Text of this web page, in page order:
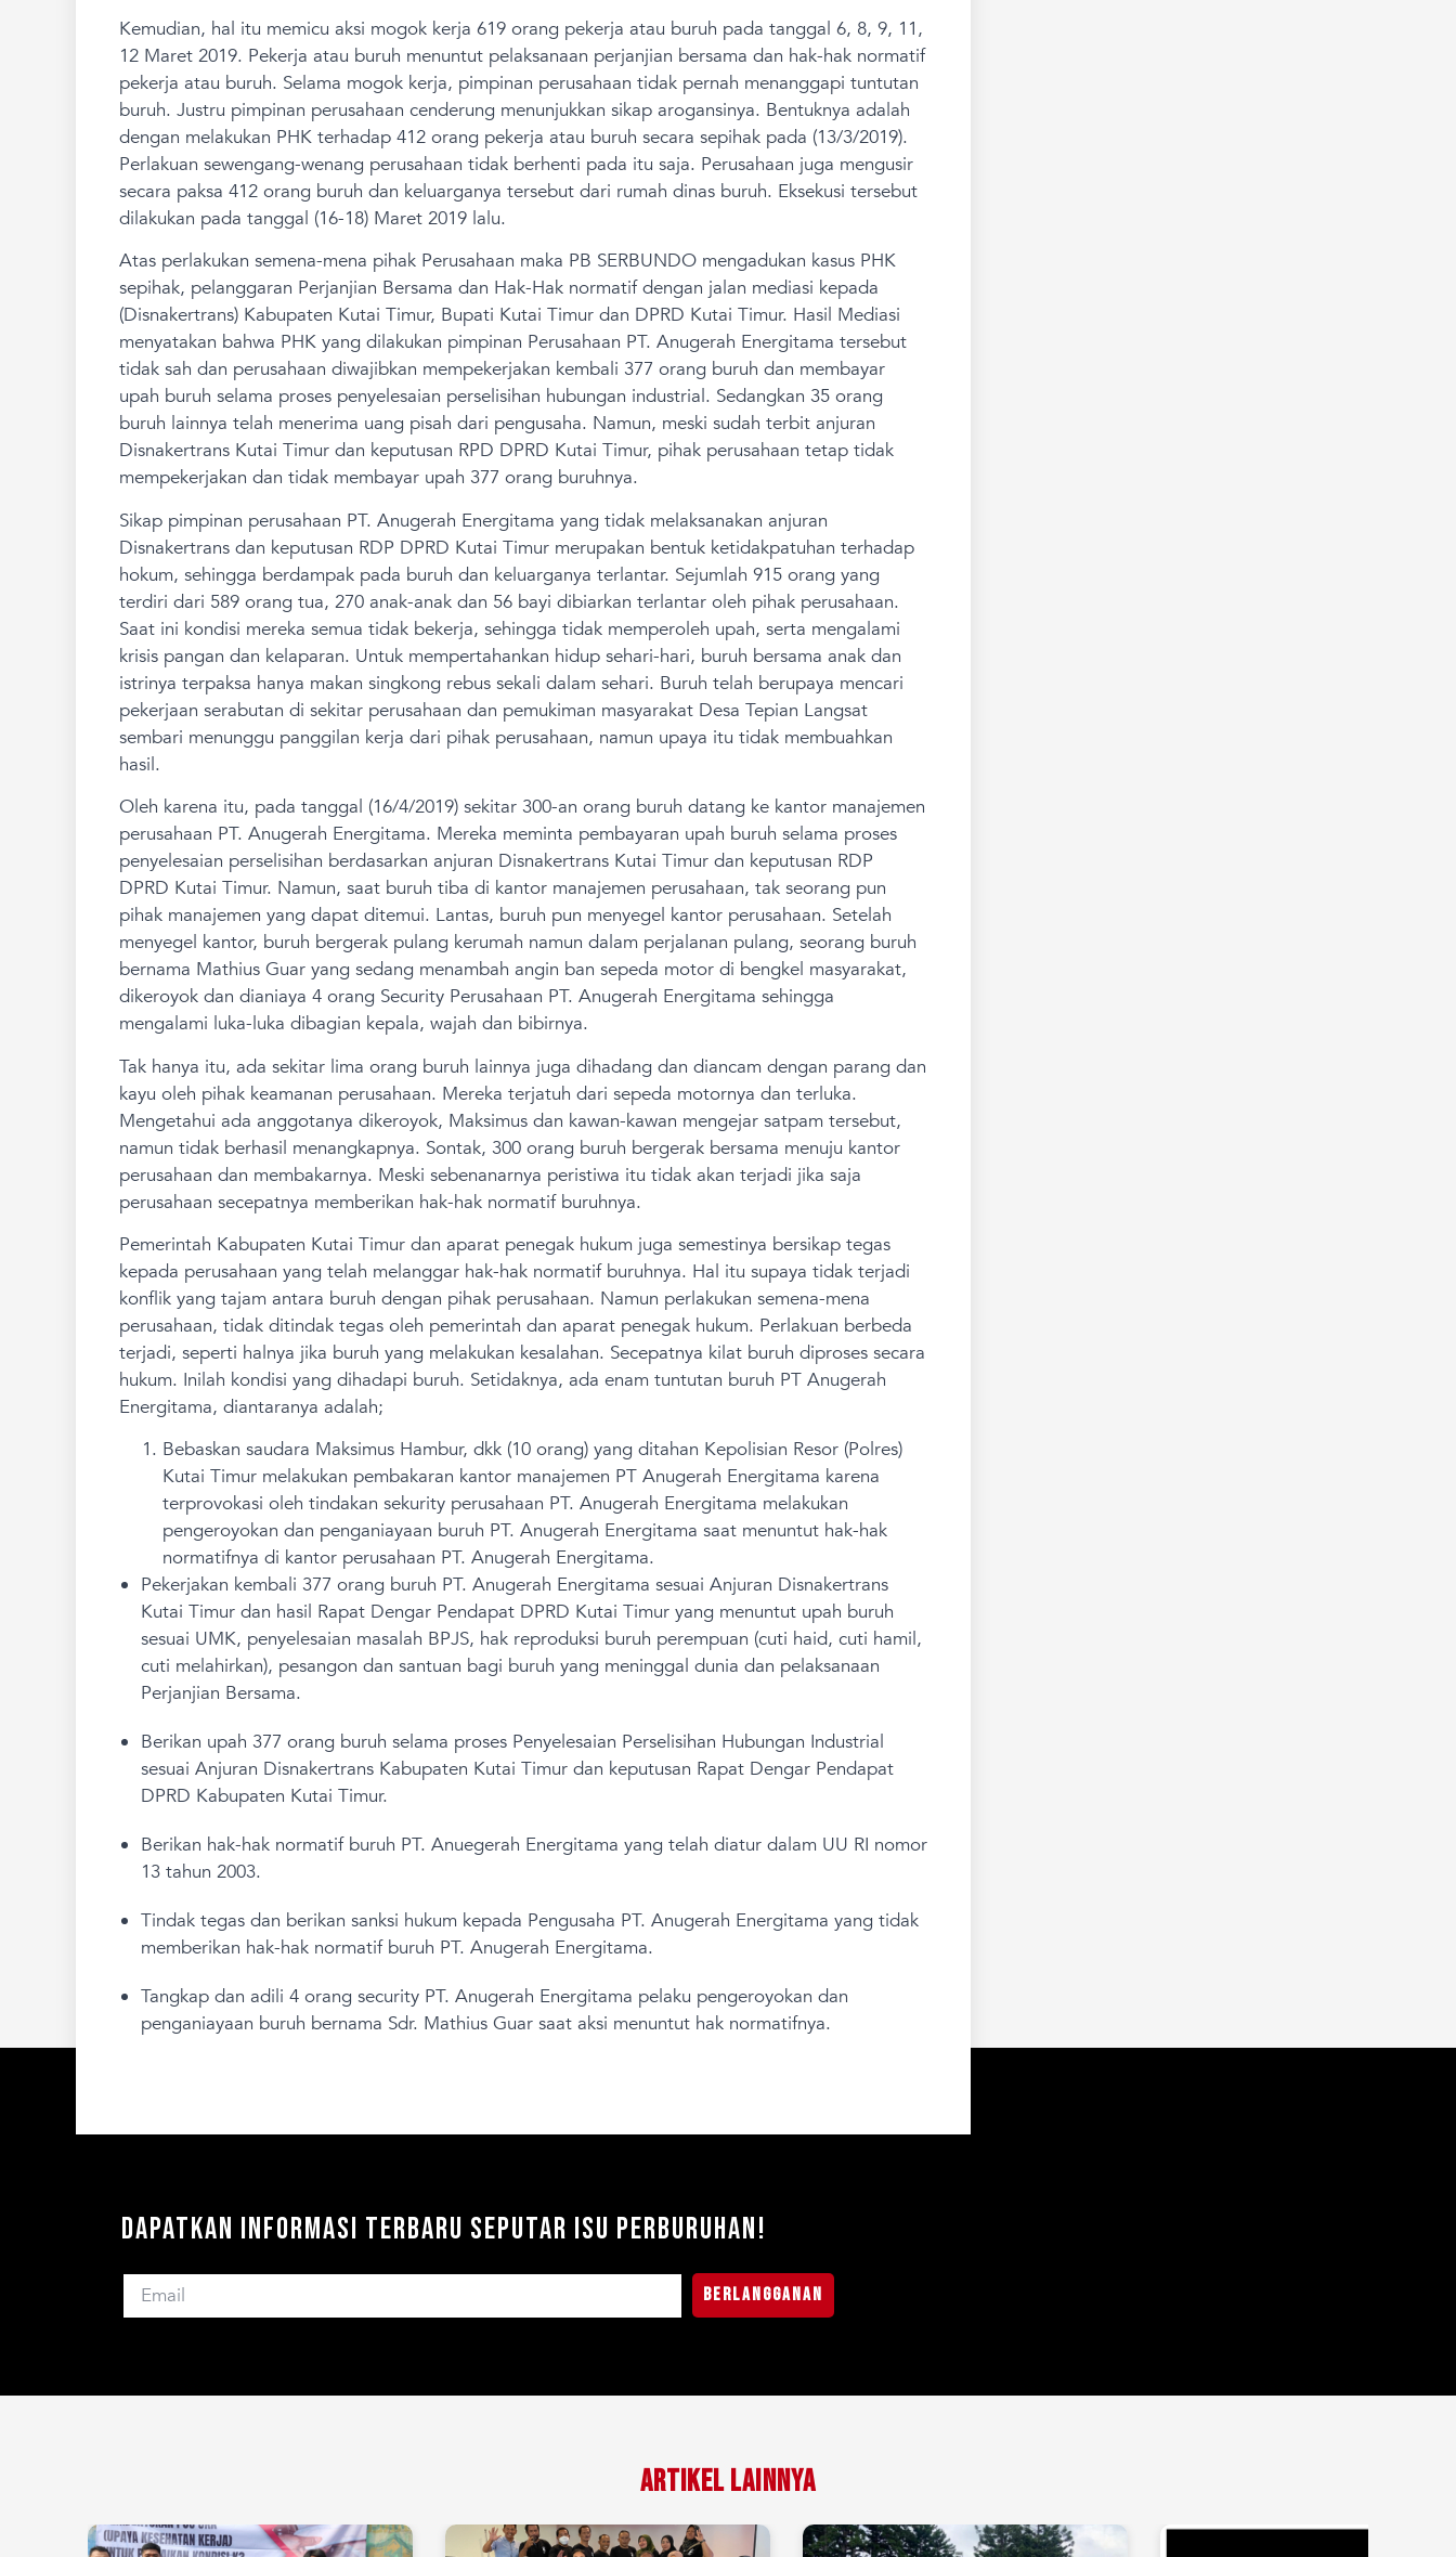
Kemudian, hal itu memicu aksi mogok kerja 619 orang pekerja atau buruh pada tanggal 6, 8, 9, 11,
12 Maret 2019. Pekerja atau buruh menuntut pelaksanaan perjanjian bersama dan hak-hak normatif
pekerja atau buruh. Selama mogok kerja, pimpinan perusahaan tidak pernah menanggapi tuntutan
buruh. Justru pimpinan perusahaan cenderung menunjukkan sikap arogansinya. Bentuknya adalah
dengan melakukan PHK terhadap 412 orang pekerja atau buruh secara sepihak pada (13/3/2019).
Perlakuan sewengang-wenang perusahaan tidak berhenti pada itu saja. Perusahaan juga mengusir
secara paksa 412 orang buruh dan keluarganya tersebut dari rumah dinas buruh. Eksekusi tersebut
dilakukan pada tanggal (16-18) Maret 2019 lalu.
Atas perlakukan semena-mena pihak Perusahaan maka PB SERBUNDO mengadukan kasus PHK
sepihak, pelanggaran Perjanjian Bersama dan Hak-Hak normatif dengan jalan mediasi kepada
(Disnakertrans) Kabupaten Kutai Timur, Bupati Kutai Timur dan DPRD Kutai Timur. Hasil Mediasi
menyatakan bahwa PHK yang dilakukan pimpinan Perusahaan PT. Anugerah Energitama tersebut
tidak sah dan perusahaan diwajibkan mempekerjakan kembali 377 orang buruh dan membayar
upah buruh selama proses penyelesaian perselisihan hubungan industrial. Sedangkan 35 orang
buruh lainnya telah menerima uang pisah dari pengusaha. Namun, meski sudah terbit anjuran
Disnakertrans Kutai Timur dan keputusan RPD DPRD Kutai Timur, pihak perusahaan tetap tidak
mempekerjakan dan tidak membayar upah 377 orang buruhnya.
Sikap pimpinan perusahaan PT. Anugerah Energitama yang tidak melaksanakan anjuran
Disnakertrans dan keputusan RDP DPRD Kutai Timur merupakan bentuk ketidakpatuhan terhadap
hokum, sehingga berdampak pada buruh dan keluarganya terlantar. Sejumlah 915 orang yang
terdiri dari 589 orang tua, 270 anak-anak dan 56 bayi dibiarkan terlantar oleh pihak perusahaan.
Saat ini kondisi mereka semua tidak bekerja, sehingga tidak memperoleh upah, serta mengalami
krisis pangan dan kelaparan. Untuk mempertahankan hidup sehari-hari, buruh bersama anak dan
istrinya terpaksa hanya makan singkong rebus sekali dalam sehari. Buruh telah berupaya mencari
pekerjaan serabutan di sekitar perusahaan dan pemukiman masyarakat Desa Tepian Langsat
sembari menunggu panggilan kerja dari pihak perusahaan, namun upaya itu tidak membuahkan
hasil.
Oleh karena itu, pada tanggal (16/4/2019) sekitar 300-an orang buruh datang ke kantor manajemen
perusahaan PT. Anugerah Energitama. Mereka meminta pembayaran upah buruh selama proses
penyelesaian perselisihan berdasarkan anjuran Disnakertrans Kutai Timur dan keputusan RDP
DPRD Kutai Timur. Namun, saat buruh tiba di kantor manajemen perusahaan, tak seorang pun
pihak manajemen yang dapat ditemui. Lantas, buruh pun menyegel kantor perusahaan. Setelah
menyegel kantor, buruh bergerak pulang kerumah namun dalam perjalanan pulang, seorang buruh
bernama Mathius Guar yang sedang menambah angin ban sepeda motor di bengkel masyarakat,
dikeroyok dan dianiaya 4 orang Security Perusahaan PT. Anugerah Energitama sehingga
mengalami luka-luka dibagian kepala, wajah dan bibirnya.
Tak hanya itu, ada sekitar lima orang buruh lainnya juga dihadang dan diancam dengan parang dan
kayu oleh pihak keamanan perusahaan. Mereka terjatuh dari sepeda motornya dan terluka.
Mengetahui ada anggotanya dikeroyok, Maksimus dan kawan-kawan mengejar satpam tersebut,
namun tidak berhasil menangkapnya. Sontak, 300 orang buruh bergerak bersama menuju kantor
perusahaan dan membakarnya. Meski sebenanarnya peristiwa itu tidak akan terjadi jika saja
perusahaan secepatnya memberikan hak-hak normatif buruhnya.
Pemerintah Kabupaten Kutai Timur dan aparat penegak hukum juga semestinya bersikap tegas
kepada perusahaan yang telah melanggar hak-hak normatif buruhnya. Hal itu supaya tidak terjadi
konflik yang tajam antara buruh dengan pihak perusahaan. Namun perlakukan semena-mena
perusahaan, tidak ditindak tegas oleh pemerintah dan aparat penegak hukum. Perlakuan berbeda
terjadi, seperti halnya jika buruh yang melakukan kesalahan. Secepatnya kilat buruh diproses secara
hukum. Inilah kondisi yang dihadapi buruh. Setidaknya, ada enam tuntutan buruh PT Anugerah
Energitama, diantaranya adalah;
Bebaskan saudara Maksimus Hambur, dkk (10 orang) yang ditahan Kepolisian Resor (Polres)
Kutai Timur melakukan pembakaran kantor manajemen PT Anugerah Energitama karena
terprovokasi oleh tindakan sekurity perusahaan PT. Anugerah Energitama melakukan
pengeroyokan dan penganiayaan buruh PT. Anugerah Energitama saat menuntut hak-hak
normatifnya di kantor perusahaan PT. Anugerah Energitama.
Pekerjakan kembali 377 orang buruh PT. Anugerah Energitama sesuai Anjuran Disnakertrans
Kutai Timur dan hasil Rapat Dengar Pendapat DPRD Kutai Timur yang menuntut upah buruh
sesuai UMK, penyelesaian masalah BPJS, hak reproduksi buruh perempuan (cuti haid, cuti hamil,
cuti melahirkan), pesangon dan santuan bagi buruh yang meninggal dunia dan pelaksanaan
Perjanjian Bersama.
Berikan upah 377 orang buruh selama proses Penyelesaian Perselisihan Hubungan Industrial
sesuai Anjuran Disnakertrans Kabupaten Kutai Timur dan keputusan Rapat Dengar Pendapat
DPRD Kabupaten Kutai Timur.
Berikan hak-hak normatif buruh PT. Anuegerah Energitama yang telah diatur dalam UU RI nomor
13 tahun 2003.
Tindak tegas dan berikan sanksi hukum kepada Pengusaha PT. Anugerah Energitama yang tidak
memberikan hak-hak normatif buruh PT. Anugerah Energitama.
Tangkap dan adili 4 orang security PT. Anugerah Energitama pelaku pengeroyokan dan
penganiayaan buruh bernama Sdr. Mathius Guar saat aksi menuntut hak normatifnya.
Dapatkan Informasi Terbaru Seputar Isu Perburuhan!
Berlangganan
Artikel Lainnya